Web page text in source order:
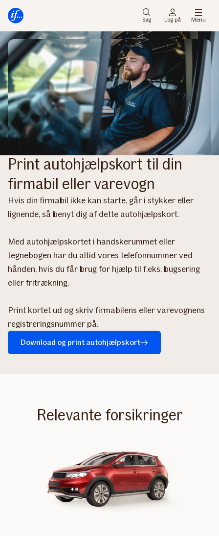
Søg Log på Menu
Print autohjælpskort til din
firmabil eller varevogn
Hvis din firmabil ikke kan starte, går i stykker eller
lignende, så benyt dig af dette autohjælpskort.
Med autohjælpskortet i handskerummet eller
tegnebogen har du altid vores telefonnummer ved
hånden, hvis du får brug for hjælp til f.eks. bugsering
eller fritrækning.
Print kortet ud og skriv firmabilens eller varevognens
registreringsnummer på.
Download og print autohjælpskort
Relevante forsikringer